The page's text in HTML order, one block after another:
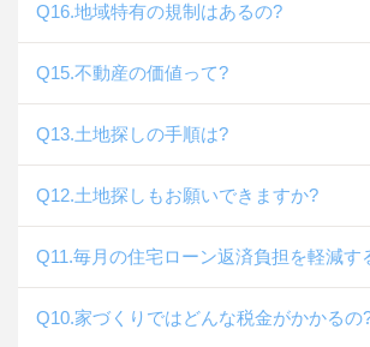
Q16.地域特有の規制はあるの?
Q15.不動産の価値って?
Q13.土地探しの手順は?
Q12.土地探しもお願いできますか?
Q11.毎月の住宅ローン返済負担を軽減す
Q10.家づくりではどんな税金がかかるの